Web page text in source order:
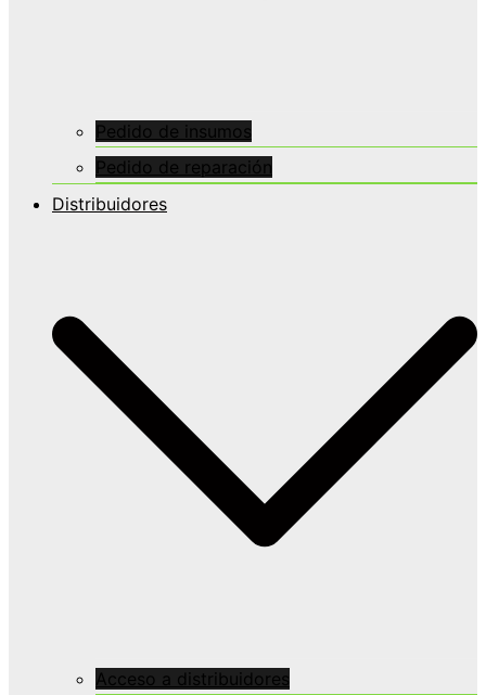
Pedido de insumos
Pedido de reparación
Distribuidores
Acceso a distribuidores